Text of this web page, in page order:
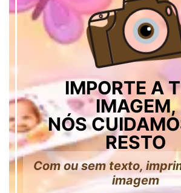
IMPORTE A
IMAGEM,
NÓS
RESTO
Com ou sem texto,
imagem